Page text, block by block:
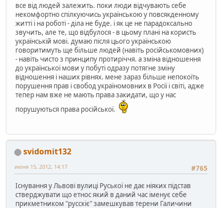
все від людей залежить. поки люди відчувають себе
некомфортно спілкуючись українською у повсякденному
житті і на роботі - діла не буде. і як це не парадоксально
звучить, але те, що відбулося - в цьому плані на користь
українській мові. думаю після цього українською
говоритимуть ще більше людей (навіть російськомовних)
- навіть чисто з принципу протиріччя. а зміна відношення
до української мови у побуті одразу потягне зміну
відношення і наших рівнях. мене зараз більше непокоїть
порушення прав і свобод україномовних в Росії і світі, адже
тепер нам вже не мають права закидати, що у нас
порушуються права російської.
svidomit132
#765
июня 15, 2012, 14:17
Існування у Львові вулиці Руської не дає ніяких підстав
стверджувати що етнос який в даний час іменує себе
прикметником "русскіє" замешкував терени Галичини